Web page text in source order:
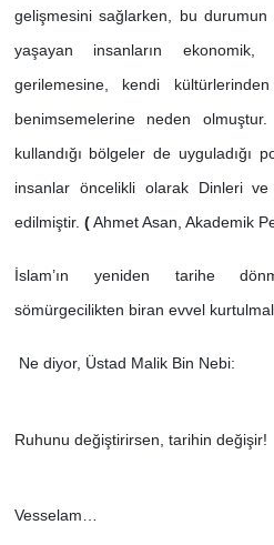
gelişmesini sağlarken, bu
yaşayan insanların
gerilemesine, kendi
benimsemelerine neden
kullandığı bölgeler de uyguladığı
insanlar öncelikli olarak Dinleri ve
edilmiştir. (Ahmet Asan, Akademik
İslam’ın yeniden tarihe
sömürgecilikten biran evvel
Ne diyor, Üstad Malik Bin Nebi:
Ruhunu değiştirirsen, tarihin değişir!
Vesselam…